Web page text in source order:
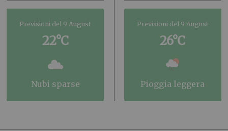
Previsioni del 9 August
22°C
nubi sparse
Previsioni del 9 August
26°C
pioggia leggera